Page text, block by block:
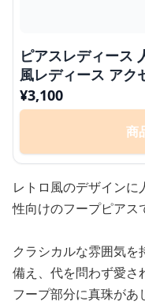
ピアスレディース
風レディース アク
¥3,100
商
レトロ風のデザイン
性向けのフープピアス
クラシカルな雰囲気
備え、代を問わず愛さ
フープ部分に真珠が